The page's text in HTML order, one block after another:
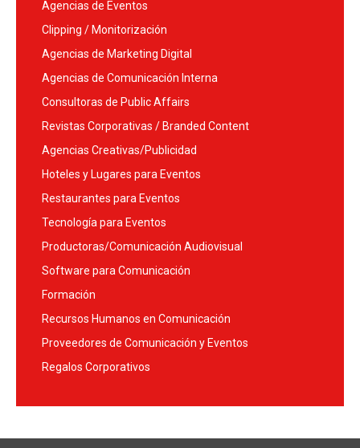
Agencias de Eventos
Clipping / Monitorización
Agencias de Marketing Digital
Agencias de Comunicación Interna
Consultoras de Public Affairs
Revistas Corporativas / Branded Content
Agencias Creativas/Publicidad
Hoteles y Lugares para Eventos
Restaurantes para Eventos
Tecnología para Eventos
Productoras/Comunicación Audiovisual
Software para Comunicación
Formación
Recursos Humanos en Comunicación
Proveedores de Comunicación y Eventos
Regalos Corporativos